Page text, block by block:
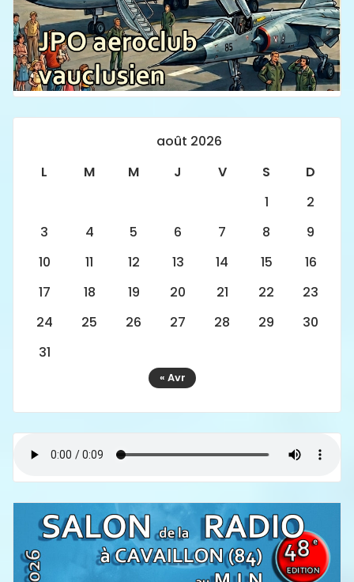
août 2026
L
M M J V S
D
1
2
3
4 5 6 7 8
9
10
11 12 13 14 15
16
17
18 19 20 21 22
23
24
25 26 27 28 29
30
31
« Avr